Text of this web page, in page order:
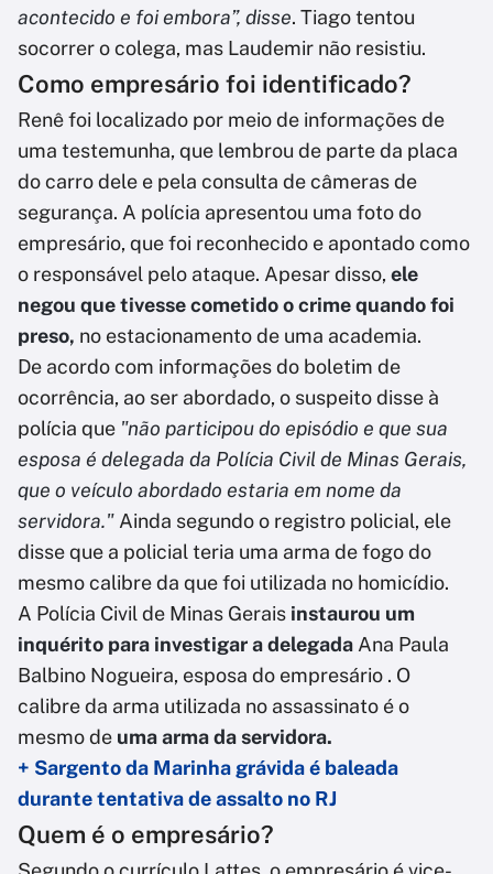
acontecido e foi embora”, disse. Tiago tentou
socorrer o colega, mas Laudemir não resistiu.
Como empresário foi identificado?
Renê foi localizado por meio de informações de
uma testemunha, que lembrou de parte da placa
do carro dele e pela consulta de câmeras de
segurança. A polícia apresentou uma foto do
empresário, que foi reconhecido e apontado como
o responsável pelo ataque. Apesar disso, ele
negou que tivesse cometido o crime quando foi
preso, no estacionamento de uma academia.
De acordo com informações do boletim de
ocorrência, ao ser abordado, o suspeito disse à
polícia que "não participou do episódio e que sua
esposa é delegada da Polícia Civil de Minas Gerais,
que o veículo abordado estaria em nome da
servidora." Ainda segundo o registro policial, ele
disse que a policial teria uma arma de fogo do
mesmo calibre da que foi utilizada no homicídio.
A Polícia Civil de Minas Gerais instaurou um
inquérito para investigar a delegada Ana Paula
Balbino Nogueira, esposa do empresário . O
calibre da arma utilizada no assassinato é o
mesmo de uma arma da servidora.
+ Sargento da Marinha grávida é baleada
durante tentativa de assalto no RJ
Quem é o empresário?